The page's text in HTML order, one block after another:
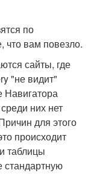
по
что вам повезло.
сайты, где
"не видит"
Навигатора
них нет
для этого
происходит
таблицы
стандартную